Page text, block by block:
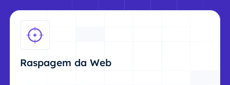
Raspagem da Web